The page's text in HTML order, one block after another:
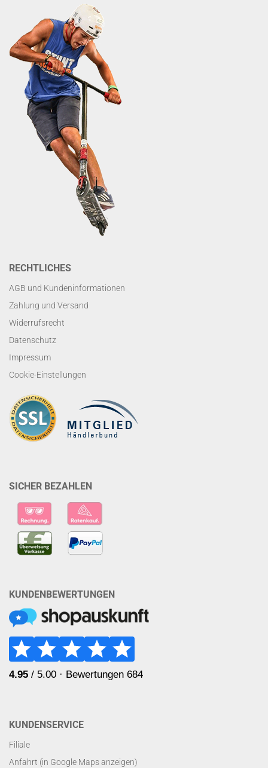
RECHTLICHES
AGB und Kundeninformationen
Zahlung und Versand
Widerrufsrecht
Datenschutz
Impressum
Cookie-Einstellungen
SICHER BEZAHLEN
KUNDENBEWERTUNGEN
KUNDENSERVICE
Filiale
Anfahrt (in Google Maps anzeigen)